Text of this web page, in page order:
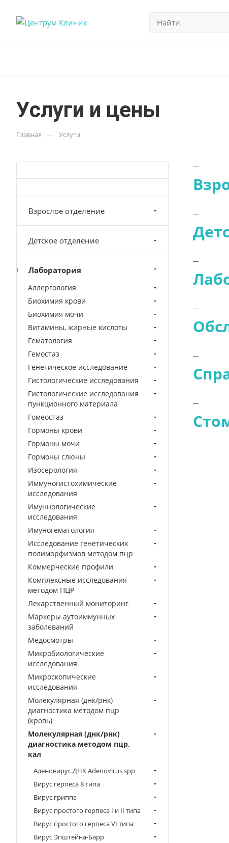
Услуги и цены
Главная — Услуги
Взрослое отделение
Детское отделение
Лаборатория
Аллергология
Биохимия крови
Биохимия мочи
Витамины, жирные кислоты
Гематология
Гемостаз
Генетическое исследование
Гистологические исследования
Гистологические исследования
пункционного материала
Гомеостаз
Гормоны крови
Гормоны мочи
Гормоны слюны
Изосерология
Иммуногистохимические
исследования
Имуннологические
исследования
Имуногематология
Исследование генетических
полиморфизмов методом пцр
Коммерческие профили
Комплексные исследования
методом ПЦР
Лекарственный мониторинг
Маркеры аутоиммунных
заболеваний
Медосмотры
Микробиологические
исследования
Микроскопические
исследования
Молекулярная (днк/рнк)
диагностика методом пцр
(кровь)
Молекулярная (днк/рнк)
диагностика методом пцр,
кал
Аденовирус.ДНК Аdenovirus spp
Вирус герпеса 8 типа
Вирус гриппа
Вирус простого герпеса I и II типа
Вирус простого герпеса VI типа
Вирус Эпштейна-Барр